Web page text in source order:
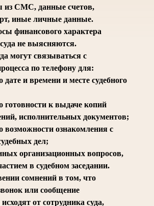
из СМС, данные счетов,
иные личные данные.
финансового характера
не выясняются.
могут связываться с
по телефону для:
и времени и месте судебного
готовности к выдаче копий
исполнительных документов;
возможности ознакомления с
дел;
организационных вопросов,
в судебном заседании.
сомнений в том, что
или сообщение
от сотрудника суда,